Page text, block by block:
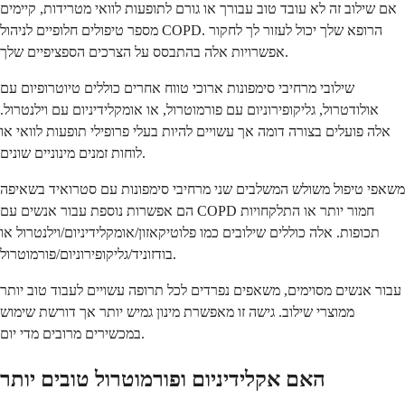
אם שילוב זה לא עובד טוב עבורך או גורם לתופעות לוואי מטרידות, קיימים
מספר טיפולים חלופיים לניהול COPD. הרופא שלך יכול לעזור לך לחקור
אפשרויות אלה בהתבסס על הצרכים הספציפיים שלך.
שילובי מרחיבי סימפונות ארוכי טווח אחרים כוללים טיוטרופיום עם
אולודטרול, גליקופירוניום עם פורמוטרול, או אומקלידיניום עם וילנטרול.
אלה פועלים בצורה דומה אך עשויים להיות בעלי פרופילי תופעות לוואי או
לוחות זמנים מינוניים שונים.
משאפי טיפול משולש המשלבים שני מרחיבי סימפונות עם סטרואיד בשאיפה
הם אפשרות נוספת עבור אנשים עם COPD חמור יותר או התלקחויות
תכופות. אלה כוללים שילובים כמו פלוטיקאזון/אומקלידיניום/וילנטרול או
בודזוניד/גליקופירוניום/פורמוטרול.
עבור אנשים מסוימים, משאפים נפרדים לכל תרופה עשויים לעבוד טוב יותר
ממוצרי שילוב. גישה זו מאפשרת מינון גמיש יותר אך דורשת שימוש
במכשירים מרובים מדי יום.
האם אקלידיניום ופורמוטרול טובים יותר